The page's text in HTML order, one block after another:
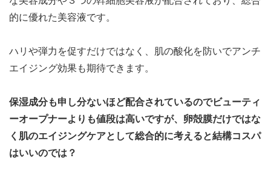
的に優れた美容液です。
ハリや弾力を促すだけではなく、肌の酸化を防いでアンチ
エイジング効果も期待できます。
保湿成分も申し分ないほど配合されているのでビューティ
ーオープナーよりも値段は高いですが、卵殻膜だけではな
く肌のエイジングケアとして総合的に考えると結構コスパ
はいいのでは？